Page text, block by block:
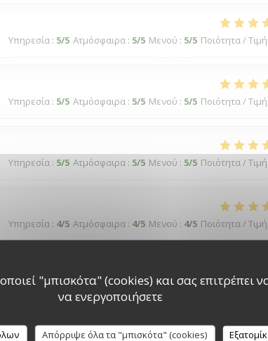
"μπισκότα" (cookies) και σας επιτρέπει να
να ενεργοποιήσετε
Απόρριψε όλα τα "μπισκότα" (cookies)
Υπηρεσία : 5/5 Ατμόσφαιρα : 5/5 Μενού : 5/5 Ποιότητα / Τιμή
Υπηρεσία : 5/5 Ατμόσφαιρα : 5/5 Μενού : 5/5 Ποιότητα / Τιμή
Υπηρεσία : 5/5 Ατμόσφαιρα : 5/5 Μενού : 5/5 Ποιότητα / Τιμή
Υπηρεσία : 4/5 Ατμόσφαιρα : 4/5 Μενού : 4/5 Ποιότητα / Τιμή
Υπηρεσία:5/5 Ατμόσφαιρα:5/5 Μενού:4/5 Ποιότητα / Τιμή